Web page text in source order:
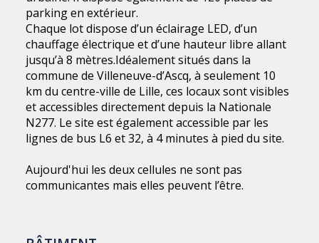
parking en extérieur.
Chaque lot dispose d’un éclairage LED, d’un
chauffage électrique et d’une hauteur libre allant
jusqu’à 8 mètres.Idéalement situés dans la
commune de Villeneuve-d’Ascq, à seulement 10
km du centre-ville de Lille, ces locaux sont visibles
et accessibles directement depuis la Nationale
N277. Le site est également accessible par les
lignes de bus L6 et 32, à 4 minutes à pied du site.
Aujourd'hui les deux cellules ne sont pas
communicantes mais elles peuvent l’être.